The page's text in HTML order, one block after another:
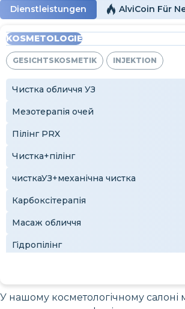
Dienstleistungen AlviCoin Für
KOSMETOLOGIE
GESICHTSKOSMETIK INJEKTION
Чистка обличчя УЗ
Мезотерапія очей
Пілінг PRX
Чистка+пілінг
чисткаУЗ+механічна чистка
Карбоксітерапія
Масаж обличчя
Гідропілінг
У нашому косметологічному